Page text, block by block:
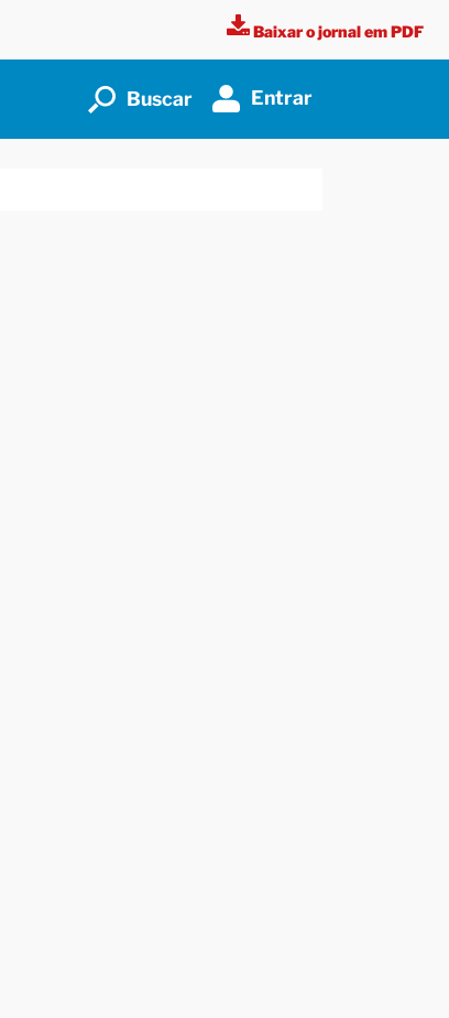
Baixar o jornal em PDF
Buscar Entrar